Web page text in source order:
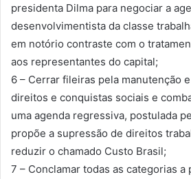
presidenta Dilma para negociar a
desenvolvimentista da classe
em notório contraste com o
aos representantes do capital;
6 – Cerrar fileiras pela manutenção
direitos e conquistas sociais e
uma agenda regressiva, postulada
propõe a supressão de direitos
reduzir o chamado Custo Brasil;
7 – Conclamar todas as categorias a